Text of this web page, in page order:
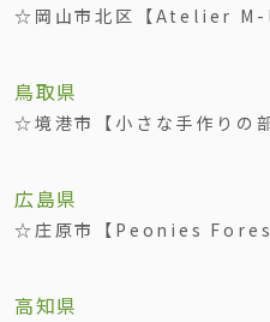
☆岡山市北区【Atelier M-
鳥取県
☆境港市【小さな手作りの
広島県
☆庄原市【Peonies
高知県